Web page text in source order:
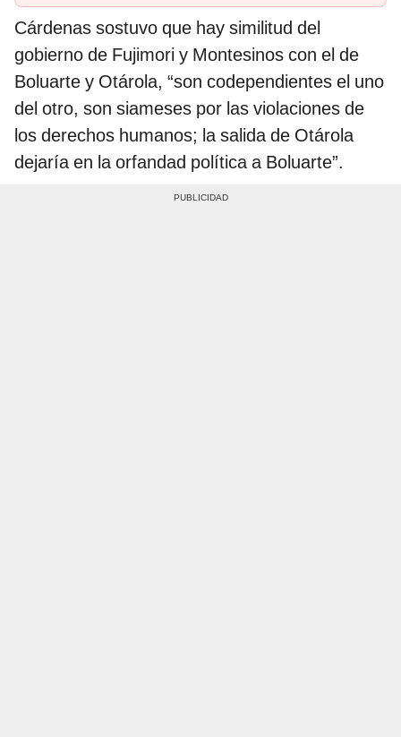
Cárdenas sostuvo que hay similitud del
gobierno de Fujimori y Montesinos con el de
Boluarte y Otárola, “son codependientes el uno
del otro, son siameses por las violaciones de
los derechos humanos; la salida de Otárola
dejaría en la orfandad política a Boluarte”.